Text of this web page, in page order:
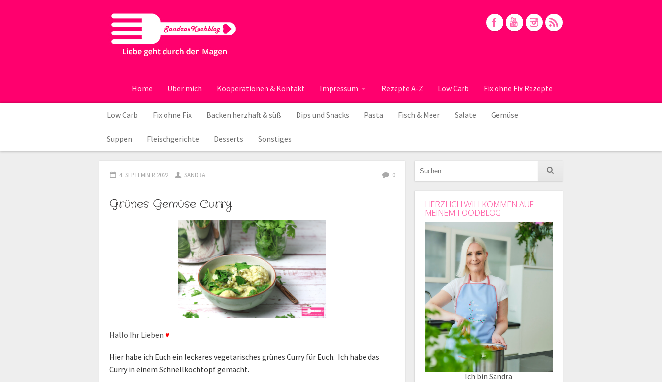
Home Über mich Kooperationen & Kontakt Impressum Rezepte A-Z Low Carb Fix ohne Fix Rezepte
Low Carb Fix ohne Fix Backen herzhaft & süß Dips und Snacks Pasta Fisch & Meer Salate Gemüse
Suppen Fleischgerichte Desserts Sonstiges
4. SEPTEMBER 2022 SANDRA 0
Grünes Gemüse Curry
Hallo Ihr Lieben ♥
Hier habe ich Euch ein leckeres vegetarisches grünes Curry für Euch. Ich habe das
Curry in einem Schnellkochtopf gemacht.
HERZLICH WILLKOMMEN AUF
MEINEM FOODBLOG
Ich bin Sandra